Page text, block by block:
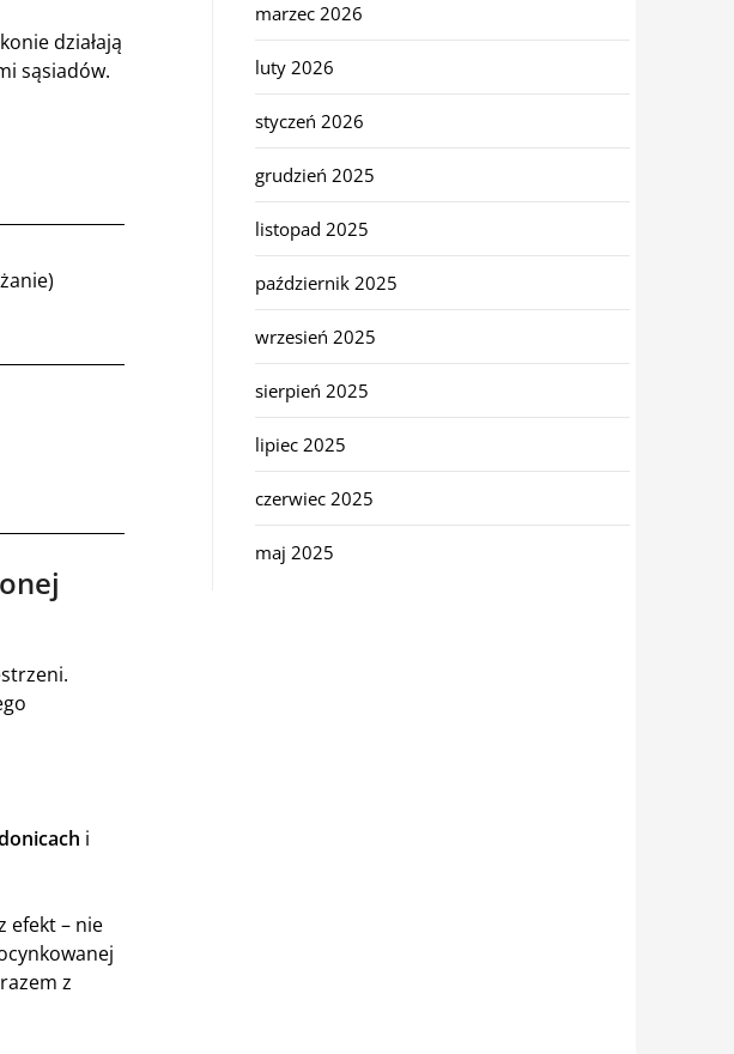
działają
sąsiadów.
i
efekt – nie
z
marzec 2026
luty 2026
styczeń 2026
grudzień 2025
listopad 2025
październik 2025
wrzesień 2025
sierpień 2025
lipiec 2025
czerwiec 2025
maj 2025